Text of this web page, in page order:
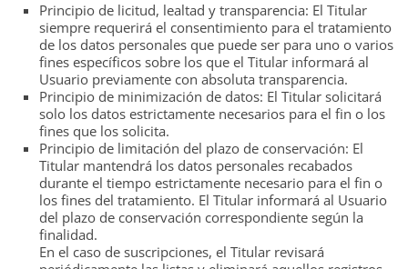
Principio de licitud, lealtad y transparencia: El Titular
siempre requerirá el consentimiento para el tratamiento
de los datos personales que puede ser para uno o varios
fines específicos sobre los que el Titular informará al
Usuario previamente con absoluta transparencia.
Principio de minimización de datos: El Titular solicitará
solo los datos estrictamente necesarios para el fin o los
fines que los solicita.
Principio de limitación del plazo de conservación: El
Titular mantendrá los datos personales recabados
durante el tiempo estrictamente necesario para el fin o
los fines del tratamiento. El Titular informará al Usuario
del plazo de conservación correspondiente según la
finalidad.
En el caso de suscripciones, el Titular revisará